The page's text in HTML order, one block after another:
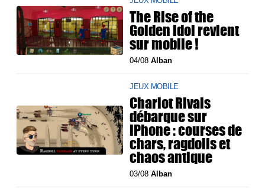
The Rise of the
Golden Idol revient
sur mobile !
04/08Alban
JEUX MOBILE
Chariot Rivals
débarque sur
iPhone : courses de
chars, ragdolls et
chaos antique
03/08Alban